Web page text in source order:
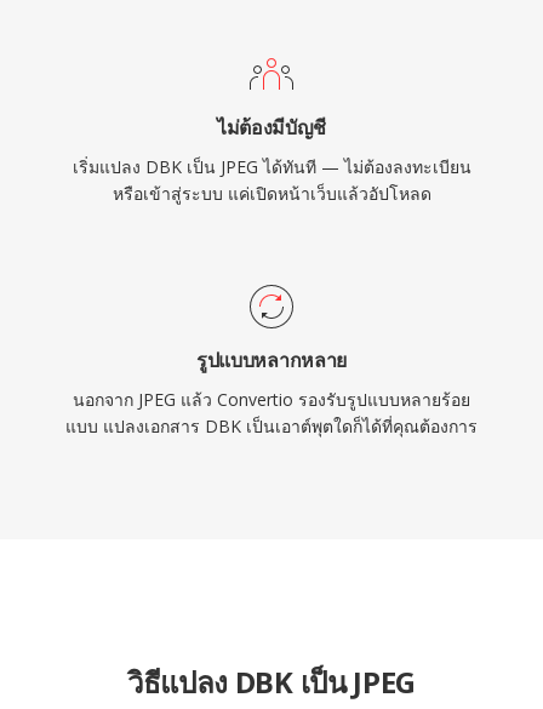
ไม่ต้องมีบัญชี
เริ่มแปลง DBK เป็น JPEG ได้ทันที — ไม่ต้องลงทะเบียน
หรือเข้าสู่ระบบ แค่เปิดหน้าเว็บแล้วอัปโหลด
รูปแบบหลากหลาย
นอกจาก JPEG แล้ว Convertio รองรับรูปแบบหลายร้อย
แบบ แปลงเอกสาร DBK เป็นเอาต์พุตใดก็ได้ที่คุณต้องการ
วิธีแปลง DBK เป็น JPEG